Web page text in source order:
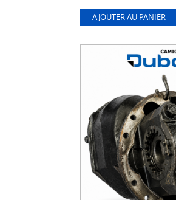
AJOUTER AU PANIER